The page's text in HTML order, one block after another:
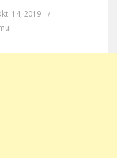
14, 2019
/